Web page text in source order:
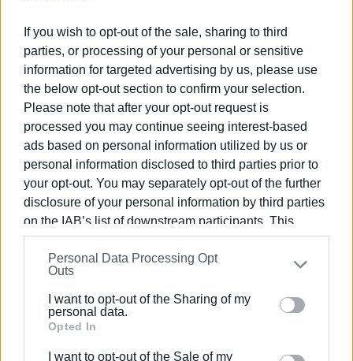
If you wish to opt-out of the sale, sharing to third
parties, or processing of your personal or sensitive
information for targeted advertising by us, please use
the below opt-out section to confirm your selection.
Please note that after your opt-out request is
processed you may continue seeing interest-based
ads based on personal information utilized by us or
personal information disclosed to third parties prior to
your opt-out. You may separately opt-out of the further
disclosure of your personal information by third parties
on the IAB’s list of downstream participants. This
information may also be disclosed by us to third parties
on theIAB’s List of Downstream Participants
that may
further disclose it to other third parties.
Please note that this website/app uses one or more
Google services and may gather and store information
Personal Data Processing Opt
Outs
I want to opt-out of the Sharing of my
personal data.
Opted In
I want to opt-out of the Sale of my
ΕΛΕΝΗ ΚΟΡΩΝΑΚΗ
Εργάζεται στις Εκδόσεις Ενημέρωση από το
1990 σε θέσεις υψηλής ευθύνης. Ειδικεύεται στις
δημόσιες σχέσεις, το ελεύθερο και το
καλλιτεχνικό ρεπορτάζ.
Ακολουθήστε το enimerosi στο